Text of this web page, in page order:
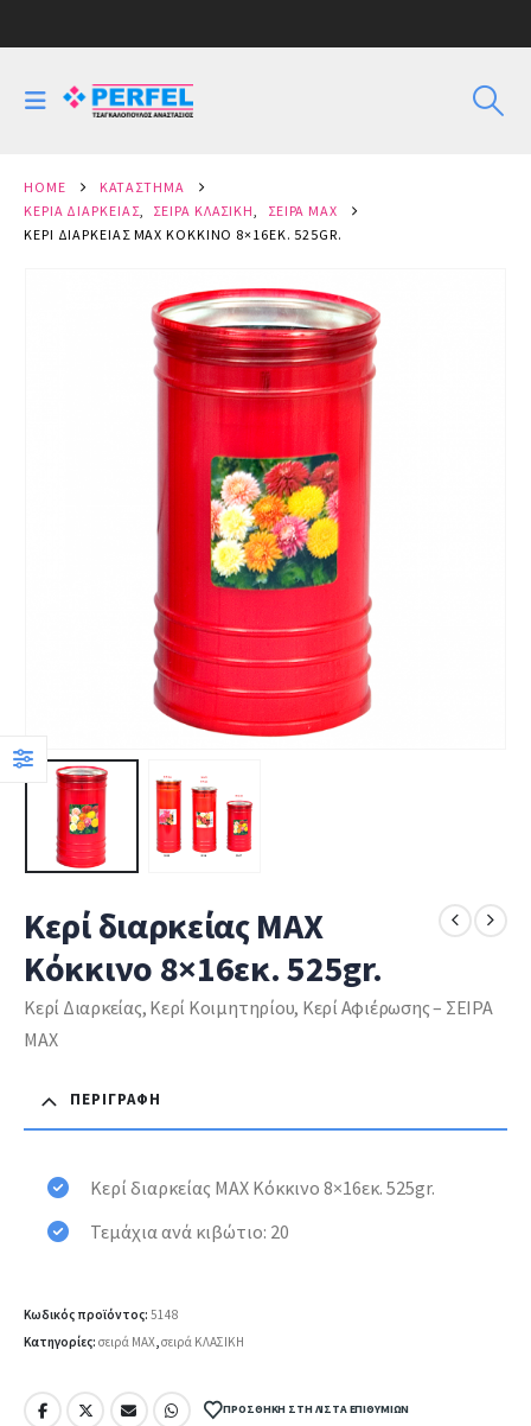
HOME
ΚΑΤΆΣΤΗΜΑ
ΚΕΡΙΆ ΔΙΑΡΚΕΊΑΣ, ΣΕΙΡΆ ΚΛΑΣΙΚΗ,
ΣΕΙΡΆ MAX
ΚΕΡΊ ΔΙΑΡΚΕΊΑΣ ΜΑΧ ΚΌΚΚΙΝΟ 8×16ΕΚ. 525GR.
Κερί διαρκείας ΜΑΧ
Κόκκινο 8×16εκ. 525gr.
Κερί Διαρκείας, Κερί Κοιμητηρίου, Κερί Αφιέρωσης – ΣΕΙΡΑ
MAX
ΠΕΡΙΓΡΑΦΉ
Κερί διαρκείας ΜΑΧ Κόκκινο 8×16εκ. 525gr.
Τεμάχια ανά κιβώτιο: 20
Κωδικός προϊόντος: 5148
Κατηγορίες: σειρά MAX σειρά ΚΛΑΣΙΚΗ
ΠΡΟΣΘΉΚΗ ΣΤΗ ΛΊΣΤΑ ΕΠΙΘΥΜΙΏΝ